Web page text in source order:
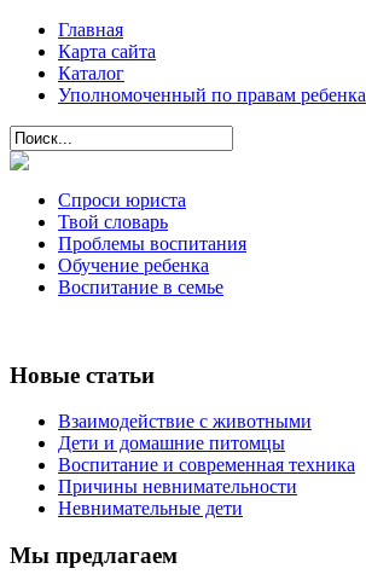
Главная
Карта сайта
Каталог
Уполномоченный по правам ребенка
Спроси юриста
Твой словарь
Проблемы воспитания
Обучение ребенка
Воспитание в семье
Новые статьи
Взаимодействие с животными
Дети и домашние питомцы
Воспитание и современная техника
Причины невнимательности
Невнимательные дети
Мы предлагаем